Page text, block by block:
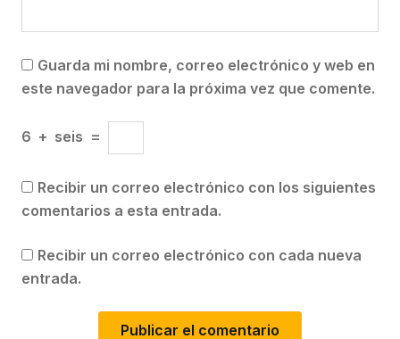
Guarda mi nombre, correo electrónico y web en
este navegador para la próxima vez que comente.
6 + seis =
Recibir un correo electrónico con los siguientes
comentarios a esta entrada.
Recibir un correo electrónico con cada nueva
entrada.